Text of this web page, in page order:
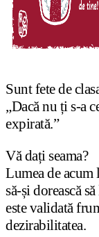
Sunt fete de
„Dacă nu ți s-a
expirată.”
Vă dați seama?
Lumea de acum
să-și dorească
este validată
dezirabilitatea.